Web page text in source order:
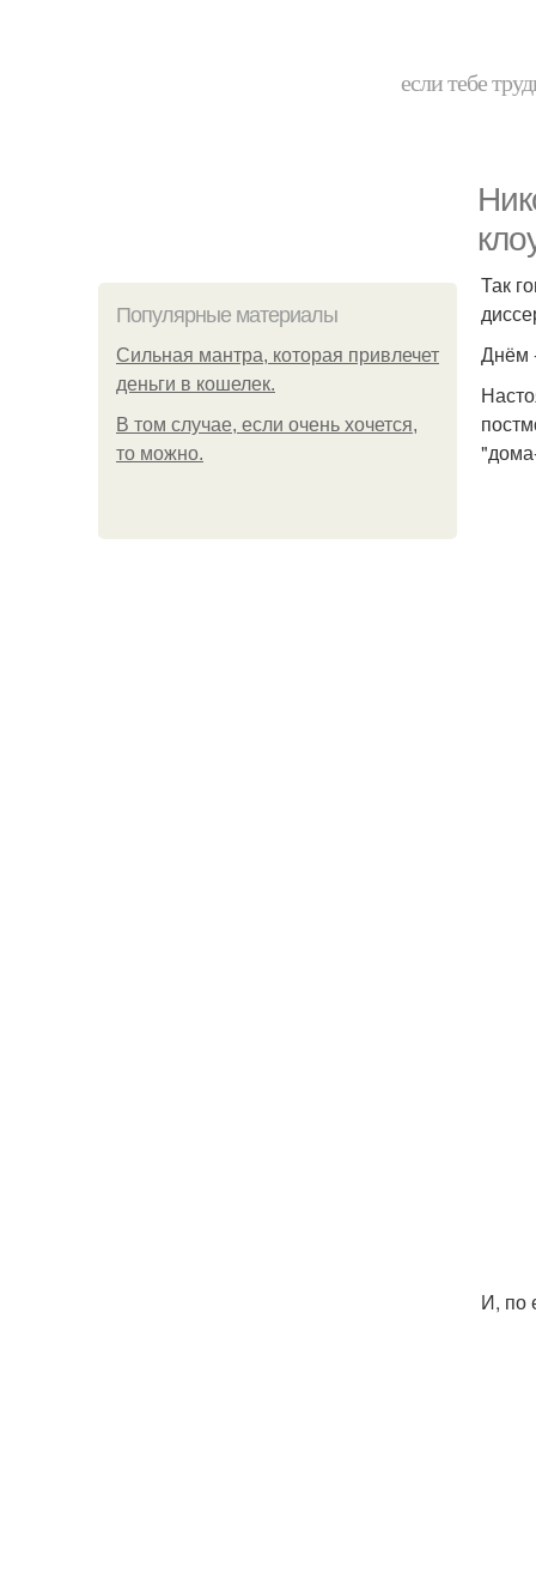
если тебе
Популярные материалы
Сильная мантра, которая привлечет
деньги в кошелек.
В том случае, если очень хочется,
то можно.
Так
Днём
И, по